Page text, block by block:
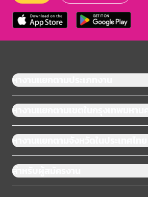
หางานแยกตามประเภทงาน
หางานแยกตามเขตในกรุงเทพมหานคร
หางานแยกตามจังหวัดในประเทศไทย
สำหรับผู้สมัครงาน